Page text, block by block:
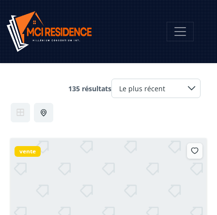
135 résultats
vente